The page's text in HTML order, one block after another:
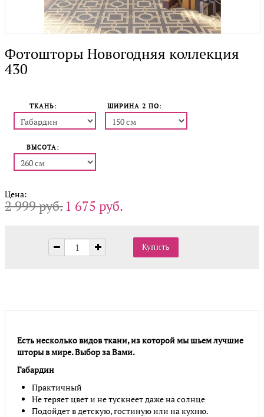
Фотошторы Новогодняя коллекция
430
ТКАНЬ: ШИРИНА 2 ПO:
ВЫСОТА:
Цена:
2 999 руб.1 675 руб.
Есть несколько видов ткани, из которой мы шьем лучшие
шторы в мире. Выбор за Вами.
Габардин
Практичный
Не теряет цвет и не тускнеет даже на солнце
Подойдет в детскую, гостиную или на кухню.